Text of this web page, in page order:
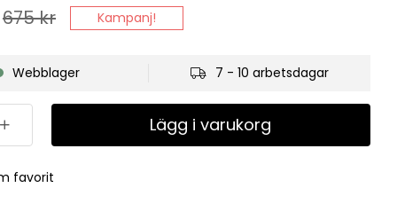
675kr Kampanj!
Webblager 7 - 10 arbetsdagar
Lägg i varukorg
favorit